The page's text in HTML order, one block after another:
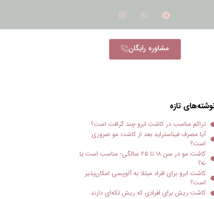
مشاوره رایگان
تازه
تراکم مناسب در کاشت ابرو چند گرافت است؟
آیا مصرف فیناستراید بعد از کاشت مو ضروری
است؟
کاشت مو در سن ۱۸ تا ۲۵ سالگی؛ مناسب است یا
نه؟
کاشت ابرو برای افراد مبتلا به آلوپسی امکان‌پذیر
است؟
کاشت ریش برای افرادی که ریش تکه‌ای دارند